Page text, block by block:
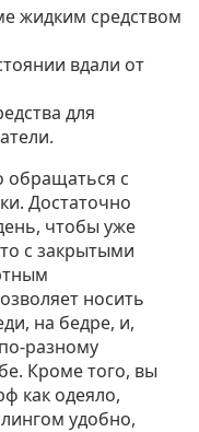
жидким средством
вдали от
для
обращаться с
Достаточно
чтобы уже
с закрытыми
носить
на бедре, и,
разному
Кроме того, вы
как одеяло,
удобно,